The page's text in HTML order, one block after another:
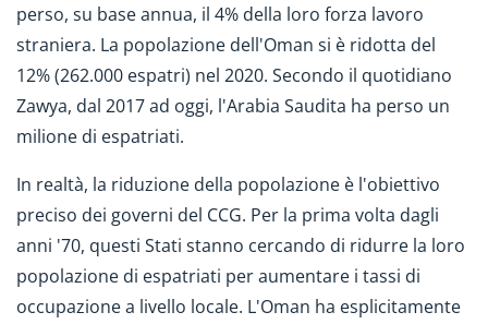
perso, su base annua, il 4% della loro forza lavoro
straniera. La popolazione dell'Oman si è ridotta del
12% (262.000 espatri) nel 2020. Secondo il quotidiano
Zawya, dal 2017 ad oggi, l'Arabia Saudita ha perso un
milione di espatriati.
In realtà, la riduzione della popolazione è l'obiettivo
preciso dei governi del CCG. Per la prima volta dagli
anni '70, questi Stati stanno cercando di ridurre la loro
popolazione di espatriati per aumentare i tassi di
occupazione a livello locale. L'Oman ha esplicitamente